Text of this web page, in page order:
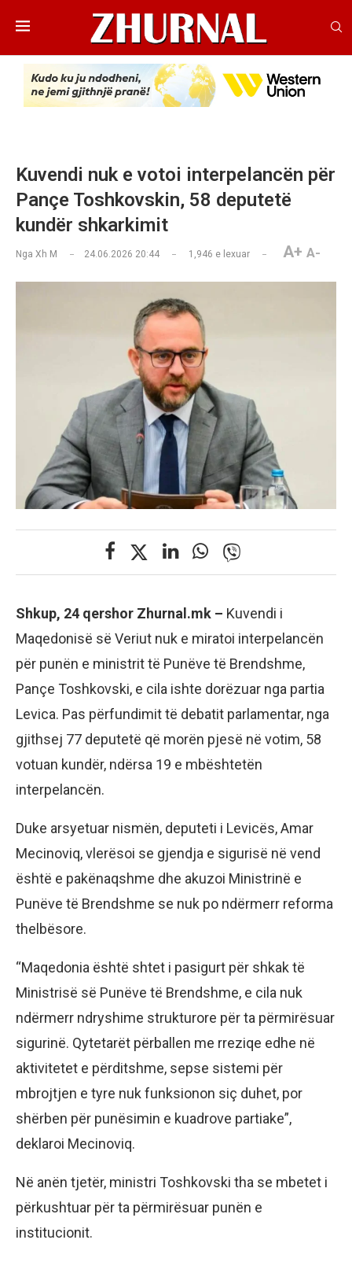
Kuvendi nuk e votoi interpelancën për
Pançe Toshkovskin, 58 deputetë
kundër shkarkimit
Nga Xh M 24.06.2026 20:44 1,946 e lexuar A+ A-
Shkup, 24 qershor Zhurnal.mk – Kuvendi i
Maqedonisë së Veriut nuk e miratoi interpelancën
për punën e ministrit të Punëve të Brendshme,
Pançe Toshkovski, e cila ishte dorëzuar nga partia
Levica. Pas përfundimit të debatit parlamentar, nga
gjithsej 77 deputetë që morën pjesë në votim, 58
votuan kundër, ndërsa 19 e mbështetën
interpelancën.
Duke arsyetuar nismën, deputeti i Levicës, Amar
Mecinoviq, vlerësoi se gjendja e sigurisë në vend
është e pakënaqshme dhe akuzoi Ministrinë e
Punëve të Brendshme se nuk po ndërmerr reforma
thelbësore.
“Maqedonia është shtet i pasigurt për shkak të
Ministrisë së Punëve të Brendshme, e cila nuk
ndërmerr ndryshime strukturore për ta përmirësuar
sigurinë. Qytetarët përballen me rreziqe edhe në
aktivitetet e përditshme, sepse sistemi për
mbrojtjen e tyre nuk funksionon siç duhet, por
shërben për punësimin e kuadrove partiake”,
deklaroi Mecinoviq.
Në anën tjetër, ministri Toshkovski tha se mbetet i
përkushtuar për ta përmirësuar punën e
institucionit.